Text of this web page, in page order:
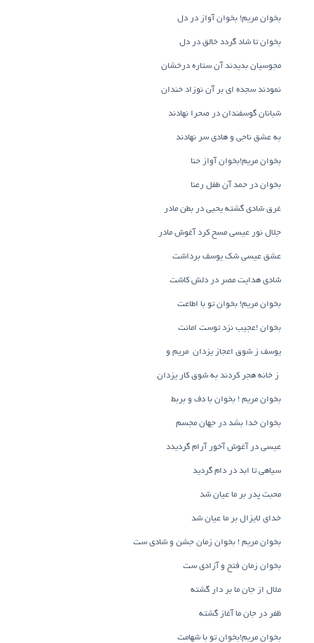
بخوان مریم! بخوان آواز در دل
بخوان تا شاد گردد خالق در دل
مجوسیان بدیدند آن ستاره درخشان
نمودند سجده ای بر آن نوزاد خندان
شبانان گوسفندان در صحرا نهادند
به عشق ناجی و هادی سر نهادند
بخوان مریم!بخوان آواز حنا
بخوان در حمد آن طفل رعنا
غرق شادی گشته یحیی در بطن مادر
جلال نور عیسی مسح کرد آغوش مادر
عشق عیسی شک یوسف برداشت
شادی هدایت مصر در دلش کاشت
بخوان مریم! بخوان تو با اطاعت
بخوان !عجیب نزد توست امانت
یوسف ز شوق اعجاز یزدان مریم و
ز خانه هجر کردند به شوق کار یزدان
بخوان مریم ! بخوان با دف و بربط
بخوان خدا بشد در جهان مجسم
عیسی در آغوش آخور آرام گردیدد
سیاهی تا ابد در دام گردید
محبت پدر بر ما عیان شد
خدای لایزال بر ما عیان شد
بخوان مریم ! بخوان زمان جشن و شادی ست
بخوان زمان فتح و آزادی ست
ملال از جان ما بر دار گشته
ظفر در جان ما آغاز گشته
بخوان مریم!بخوان تو با شهامت